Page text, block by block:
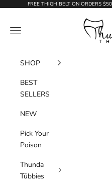
Skip to contentFREE THIGH BELT ON ORDERS
Thunda
Navigation menu
SHOP
BEST
SELLERS
NEW
Pick Your
Poison
Thunda
Tūbbies